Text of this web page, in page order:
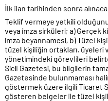
İlk ilan tarihinden sonra
Teklif vermeye yetkili
veya imza sirküleri; a) Gerçek
imza beyannamesi, b) Tüzel
tüzel kişiliğin ortakları, üyeleri
yönetimindeki görevlileri
Sicil Gazetesi, bu bilgilerin
Gazetesinde bulunmaması
göstermek üzere ilgili Ticaret
gösteren belgeler ile tüzel